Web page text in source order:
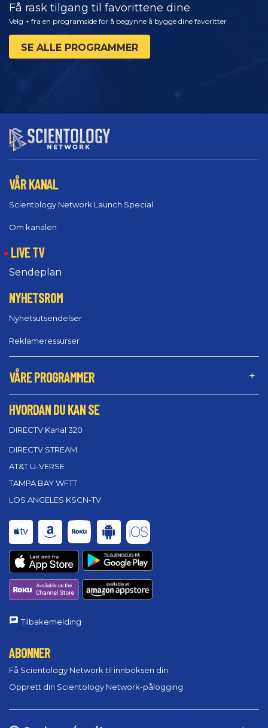
Få rask tilgang til favorittene dine
Velg + fra en programside for å begynne å bygge dine favoritter
SE ALLE PROGRAMMER
VÅR KANAL
Scientology Network Launch Special
Om kanalen
LIVE TV
Sendeplan
NYHETSROM
Nyhetsutsendelser
Reklameressurser
VÅRE PROGRAMMER
HVORDAN DU KAN SE
DIRECTV Kanal 320
DIRECTV STREAM
AT&T U-VERSE
TAMPA BAY WFTT
LOS ANGELES KSCN-TV
Tilbakemelding
ABONNER
Få Scientology Network til innboksen din
Opprett din Scientology Network-pålogging